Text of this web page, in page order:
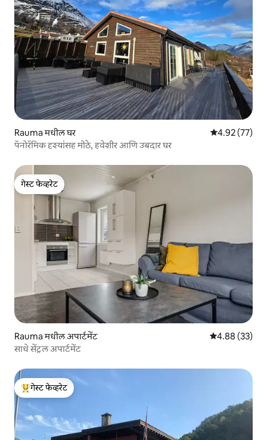
Rauma मधील घर 5 पैकी 4.92
4.92 (77)
पॅनोरॅमिक दृश्यांसह मोठे, हवेशीर आणि उबदार घर
गेस्ट फेव्हरेट
गेस्ट फेव्हरेट
Rauma मधील अपार्टमेंट 5 पैकी 4.88
4.88 (33)
साधे सेंट्रल अपार्टमेंट
टॉप गेस्ट फेव्हरेट
गेस्ट फेव्हरेट